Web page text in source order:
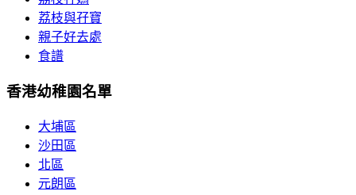
荔枝與孖寶
親子好去處
食譜
香港幼稚園名單
大埔區
沙田區
北區
元朗區